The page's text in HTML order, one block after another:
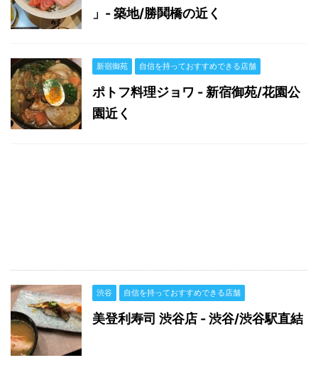
」- 築地/勝鬨橋の近く
新宿御苑 自信を持っておすすめできる店舗
ポトフ料理ジョワ - 新宿御苑/花園公
園近く
渋谷 自信を持っておすすめできる店舗
美登利寿司 渋谷店 - 渋谷/渋谷駅直結